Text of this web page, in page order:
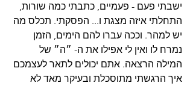
ישבתי פעם - פעמיים, כתבתי כמה שורות,
התחלתי איזה מצגת ו... הפסקתי. תכלס מה
יש למהר. ‎וככה עברו להם הימים, הזמן
נמרח לו ואין לי אפילו את ה- ״ה״ של
המילה הרצאה. אתם יכולים לתאר לעצמכם
איך הרגשתי מתוסכלת ובעיקר מאד לא